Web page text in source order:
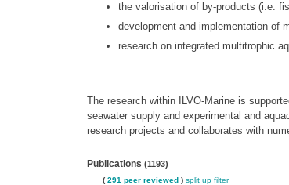
the valorisation of by-products (i.e.
development and implementation of
research on integrated multitrophic
The research within ILVO-Marine is
seawater supply and experimental and
research projects and collaborates with
Publications (1193)
( 291 peer reviewed) split up filter